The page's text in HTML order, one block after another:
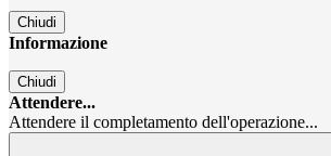
Chiudi
Informazione
Chiudi
Attendere...
Attendere il completamento dell'operazione...